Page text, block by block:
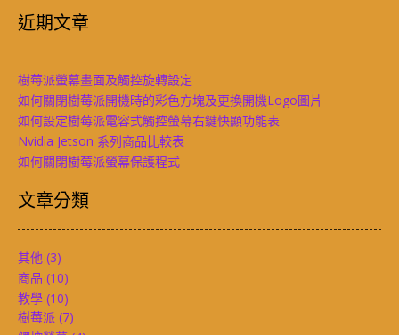
近期文章
樹莓派螢幕畫面及觸控旋轉設定
如何關閉樹莓派開機時的彩色方塊及更換開機Logo圖片
如何設定樹莓派電容式觸控螢幕右鍵快顯功能表
Nvidia Jetson 系列商品比較表
如何關閉樹莓派螢幕保護程式
文章分類
其他 (3)
商品 (10)
教學 (10)
樹莓派 (7)